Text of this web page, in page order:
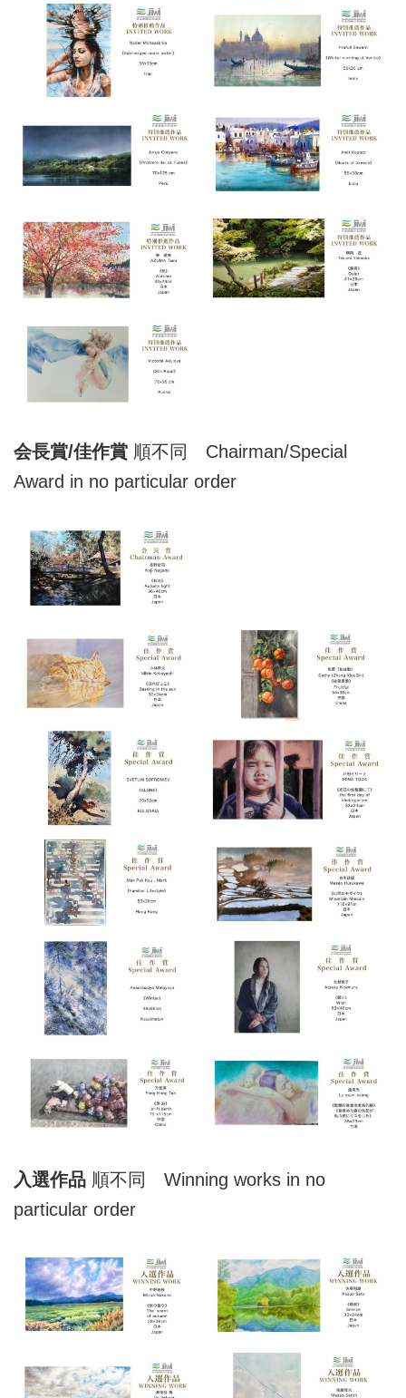
会長賞/佳作賞 順不同 Chairman/Special
Award in no particular order
入選作品 順不同 Winning works in no
particular order